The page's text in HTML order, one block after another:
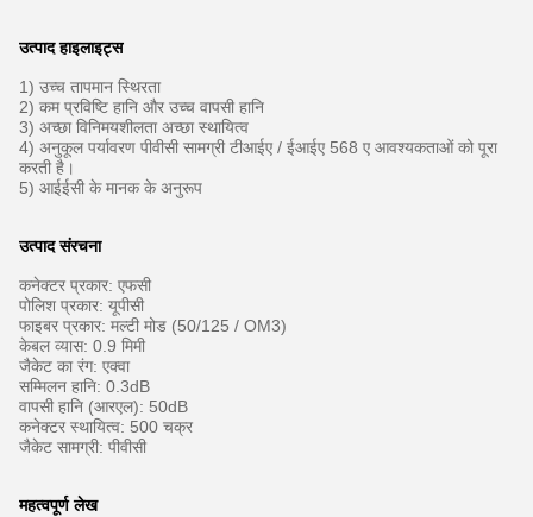
उत्पाद हाइलाइट्स
1) उच्च तापमान स्थिरता
2) कम प्रविष्टि हानि और उच्च वापसी हानि
3) अच्छा विनिमयशीलता अच्छा स्थायित्व
4) अनुकूल पर्यावरण पीवीसी सामग्री टीआईए / ईआईए 568 ए आवश्यकताओं को पूरा
करती है।
5) आईईसी के मानक के अनुरूप
उत्पाद संरचना
कनेक्टर प्रकार: एफसी
पोलिश प्रकार: यूपीसी
फाइबर प्रकार: मल्टी मोड (50/125 / OM3)
केबल व्यास: 0.9 मिमी
जैकेट का रंग: एक्वा
सम्मिलन हानि: 0.3dB
वापसी हानि (आरएल): 50dB
कनेक्टर स्थायित्व: 500 चक्र
जैकेट सामग्री: पीवीसी
महत्वपूर्ण लेख